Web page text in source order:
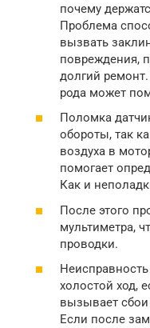
почему
Проблема
вызвать
повреждения,
долгий
рода может
Поломка
обороты, так
воздуха в
помогает
Как и
После этого
мультиметра,
проводки.
холостой ход,
вызывает сбои
Если после